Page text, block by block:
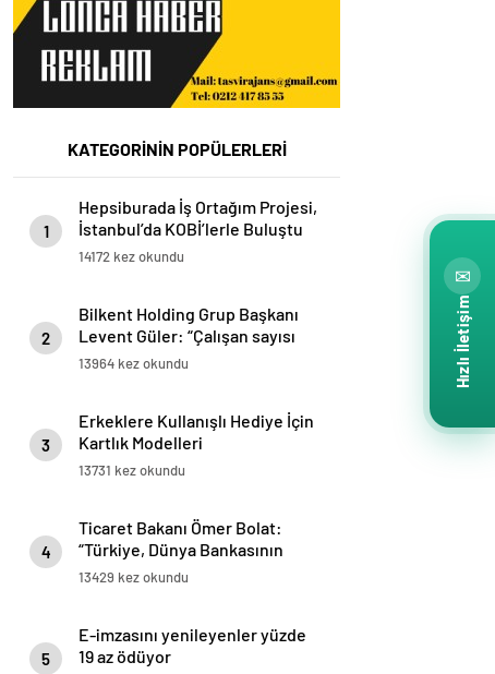
KATEGORİNİN POPÜLERLERİ
1
Hepsiburada İş Ortağım Projesi,
İstanbul’da KOBİ’lerle Buluştu
14172 kez okundu
2
Bilkent Holding Grup Başkanı
Levent Güler: “Çalışan sayısı
olarak Türkiye’nin en büyük 9.
13964 kez okundu
3
Erkeklere Kullanışlı Hediye İçin
Kartlık Modelleri
13731 kez okundu
4
Ticaret Bakanı Ömer Bolat:
“Türkiye, Dünya Bankasının
tanımlarına göre üst gelirli
13429 kez okundu
5
E-imzasını yenileyenler yüzde
19 az ödüyor
✉
Hızlı İletişim